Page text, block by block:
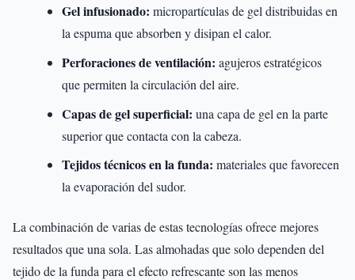
Gel infusionado: micropartículas de gel distribuidas en
la espuma que absorben y disipan el calor.
Perforaciones de ventilación: agujeros estratégicos
que permiten la circulación del aire.
Capas de gel superficial: una capa de gel en la parte
superior que contacta con la cabeza.
Tejidos técnicos en la funda: materiales que favorecen
la evaporación del sudor.
La combinación de varias de estas tecnologías ofrece mejores
resultados que una sola. Las almohadas que solo dependen del
tejido de la funda para el efecto refrescante son las menos